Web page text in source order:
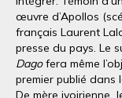
œuvre d’Apollos
français Laurent
presse du pays. Le
Dagofera même
premier publié dans
De mère ivoirienne,